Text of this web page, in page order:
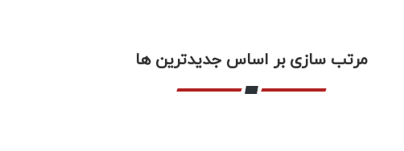
مرتب سازی بر اساس جدیدترین ها